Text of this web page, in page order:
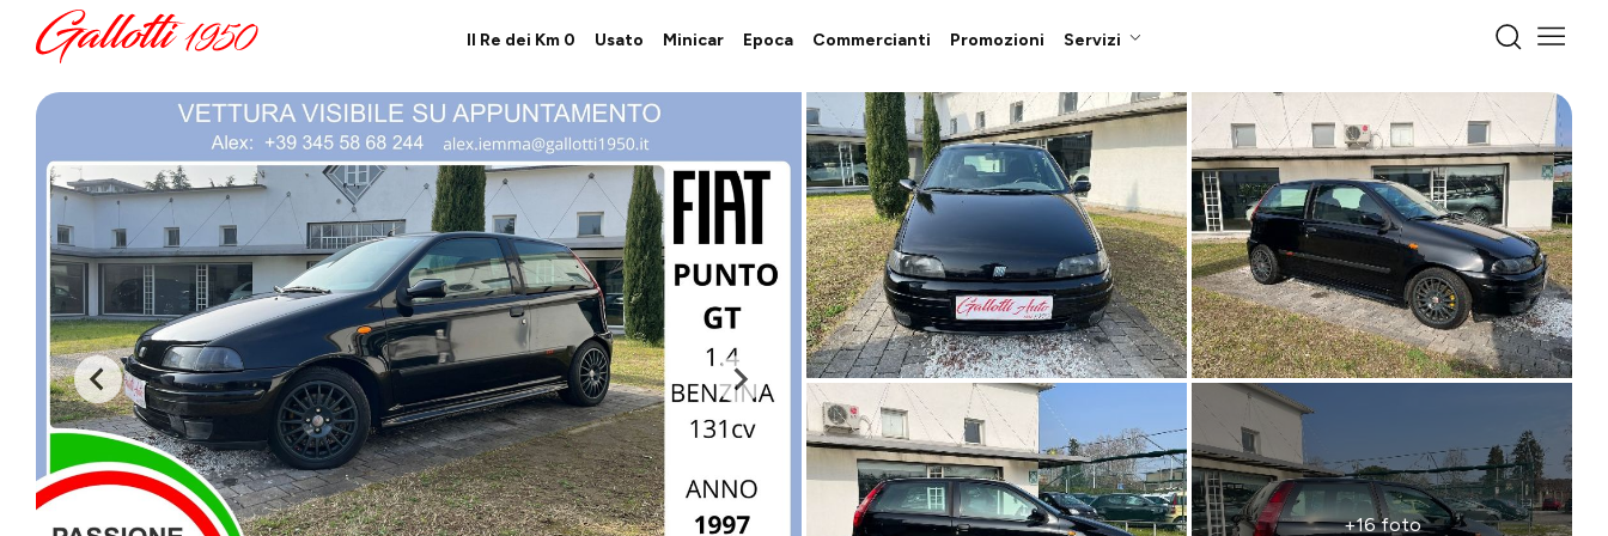
Il Re dei Km 0 Usato Minicar Epoca Commercianti Promozioni Servizi
+16 foto